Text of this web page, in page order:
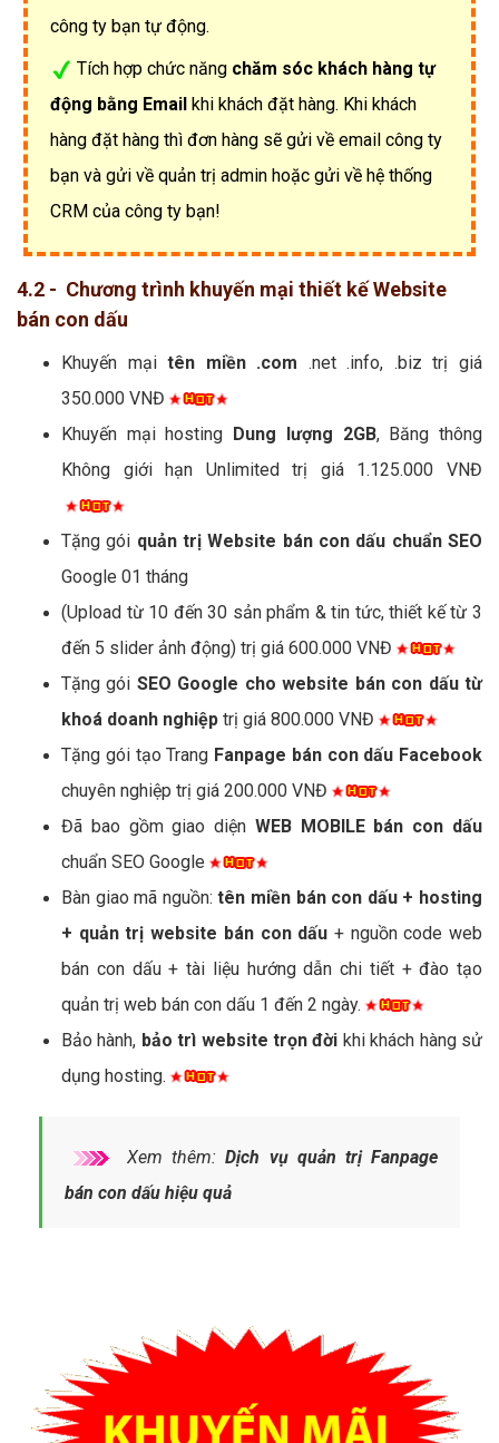
công ty bạn tự động.
Tích hợp chức năng chăm sóc khách hàng tự
động bằng Email khi khách đặt hàng. Khi khách
hàng đặt hàng thì đơn hàng sẽ gửi về email công ty
bạn và gửi về quản trị admin hoặc gửi về hệ thống
CRM của công ty bạn!
4.2 - Chương trình khuyến mại thiết kế Website
bán con dấu
Khuyến mạitên miền .com .net .info, .biz trị giá
350.000 VNĐ
Khuyến mại hosting Dung lượng 2GB, Băng thông
Không giới hạn Unlimited trị giá 1.125.000 VNĐ
Tặng gói quản trị Website bán con dấu chuẩn SEO
Google 01 tháng
(Upload từ 10 đến 30 sản phẩm & tin tức, thiết kế từ 3
đến 5 slider ảnh động) trị giá 600.000 VNĐ
Tặng gói SEO Google cho website bán con dấu từ
khoá doanh nghiệp trị giá 800.000 VNĐ
Tặng gói tạo Trang Fanpage bán con dấu Facebook
chuyên nghiệp trị giá 200.000 VNĐ
Đã bao gồm giao diện WEB MOBILE bán con dấu
chuẩn SEO Google
Bàn giao mã nguồn:tên miền bán con dấu + hosting
+ quản trị website bán con dấu + nguồn code web
bán con dấu + tài liệu hướng dẫn chi tiết + đào tạo
quản trị web bán con dấu 1 đến 2 ngày.
Bảo hành, bảo trì website trọn đời khi khách hàng sử
dụng hosting.
Xem thêm:Dịch vụ quản trị Fanpage
bán con dấu hiệu quả